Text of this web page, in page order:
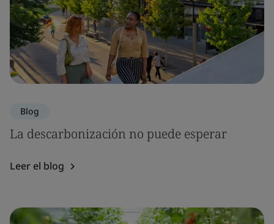
Blog
La descarbonización no puede esperar
Leer el blog